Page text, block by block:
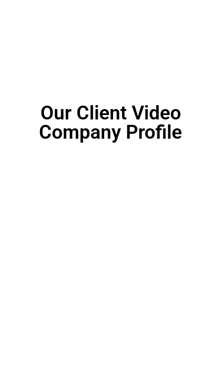
Our Client Video
Company Profile